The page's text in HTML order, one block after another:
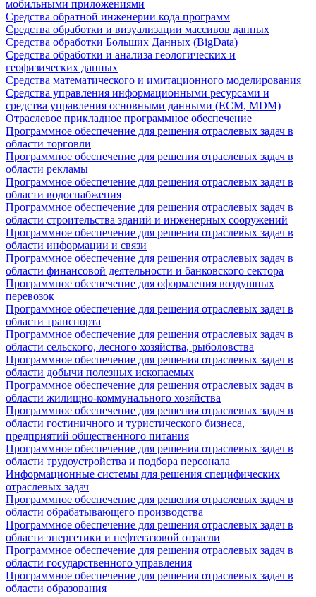
мобильными приложениями
Средства обратной инженерии кода программ
Средства обработки и визуализации массивов данных
Средства обработки Больших Данных (BigData)
Средства обработки и анализа геологических и
геофизических данных
Средства математического и имитационного моделирования
Средства управления информационными ресурсами и
средства управления основными данными (ECM, MDM)
Отраслевое прикладное программное обеспечение
Программное обеспечение для решения отраслевых задач в
области торговли
Программное обеспечение для решения отраслевых задач в
области рекламы
Программное обеспечение для решения отраслевых задач в
области водоснабжения
Программное обеспечение для решения отраслевых задач в
области строительства зданий и инженерных сооружений
Программное обеспечение для решения отраслевых задач в
области информации и связи
Программное обеспечение для решения отраслевых задач в
области финансовой деятельности и банковского сектора
Программное обеспечение для оформления воздушных
перевозок
Программное обеспечение для решения отраслевых задач в
области транспорта
Программное обеспечение для решения отраслевых задач в
области сельского, лесного хозяйства, рыболовства
Программное обеспечение для решения отраслевых задач в
области добычи полезных ископаемых
Программное обеспечение для решения отраслевых задач в
области жилищно-коммунального хозяйства
Программное обеспечение для решения отраслевых задач в
области гостиничного и туристического бизнеса,
предприятий общественного питания
Программное обеспечение для решения отраслевых задач в
области трудоустройства и подбора персонала
Информационные системы для решения специфических
отраслевых задач
Программное обеспечение для решения отраслевых задач в
области обрабатывающего производства
Программное обеспечение для решения отраслевых задач в
области энергетики и нефтегазовой отрасли
Программное обеспечение для решения отраслевых задач в
области государственного управления
Программное обеспечение для решения отраслевых задач в
области образования